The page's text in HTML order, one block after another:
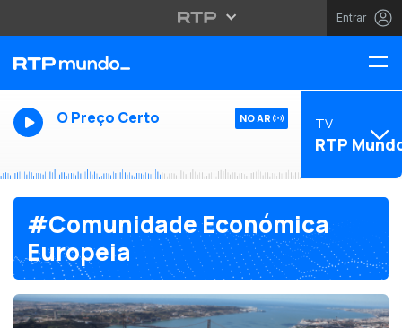
Entrar
O Preço Certo NO AR TV
RTP
#Comunidade Económica
Europeia